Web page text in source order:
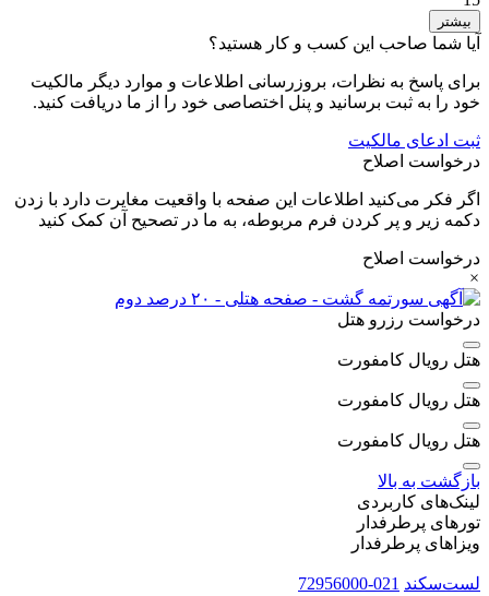
بیشتر
آیا شما صاحب این کسب و کار هستید؟
برای پاسخ به نظرات، بروزرسانی اطلاعات و موارد دیگر مالکیت
خود را به ثبت برسانید و پنل اختصاصی خود را از ما دریافت کنید.
ثبت ادعای مالکیت
درخواست اصلاح
اگر فکر می‌کنید اطلاعات این صفحه با واقعیت مغایرت دارد با زدن
دکمه زیر و پر کردن فرم مربوطه، به ما در تصحیح آن کمک کنید
درخواست اصلاح
×
درخواست رزرو هتل
هتل رویال کامفورت
هتل رویال کامفورت
هتل رویال کامفورت
بازگشت به بالا
لینک‌های کاربردی
تورهای پرطرفدار
ویزاهای پرطرفدار
لست‌سکند 021-72956000